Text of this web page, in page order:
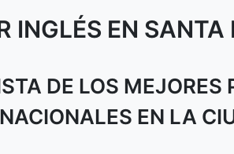
INGLÉS EN
DE LOS MEJORES
EN LA